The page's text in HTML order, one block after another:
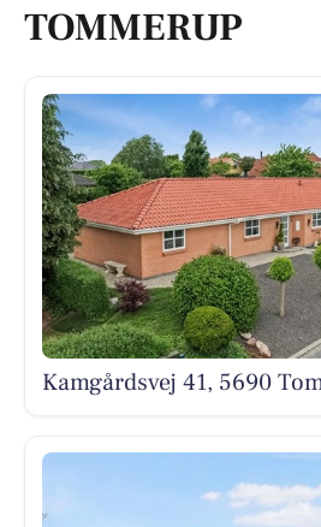
TOMMERUP
Kamgårdsvej 41, 5690